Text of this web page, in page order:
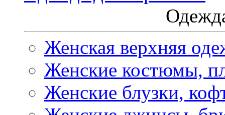
Женская верхняя
Женские костюмы,
Женские блузки,